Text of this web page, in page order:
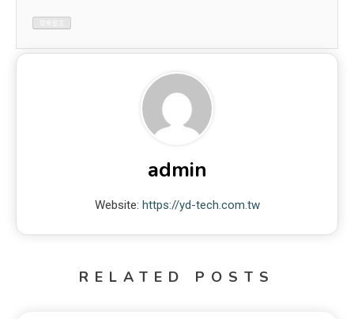
admin
Website: https://yd-tech.com.tw
RELATED POSTS